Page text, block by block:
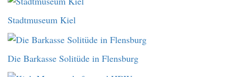
Stadtmuseum Kiel
Die Barkasse Solitüde in Flensburg